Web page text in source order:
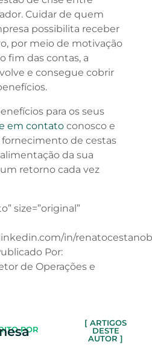
Cuidar de quem
possibilita receber
por meio de motivação
fim das contas, a
e consegue cobrir
para os seus
em contatoconosco e
de cestas
da sua
retorno cada vez
size=”original”
in/
Por:
de Operações e
POR
[ ARTIGOS
DESTE
AUTOR ]